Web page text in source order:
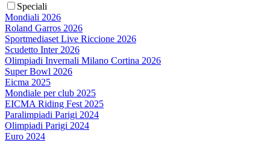
Speciali
Mondiali 2026
Roland Garros 2026
Sportmediaset Live Riccione 2026
Scudetto Inter 2026
Olimpiadi Invernali Milano Cortina 2026
Super Bowl 2026
Eicma 2025
Mondiale per club 2025
EICMA Riding Fest 2025
Paralimpiadi Parigi 2024
Olimpiadi Parigi 2024
Euro 2024